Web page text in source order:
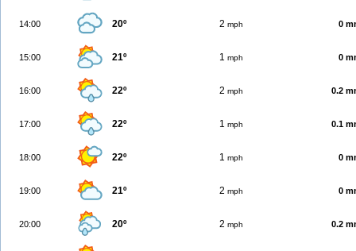
14:00 20º 2 mph 0
15:00 21º 1 mph 0
16:00 22º 2 mph 0.2
17:00 22º 1 mph 0.1
18:00 22º 1 mph 0
19:00 21º 2 mph 0
20:00 20º 2 mph 0.2